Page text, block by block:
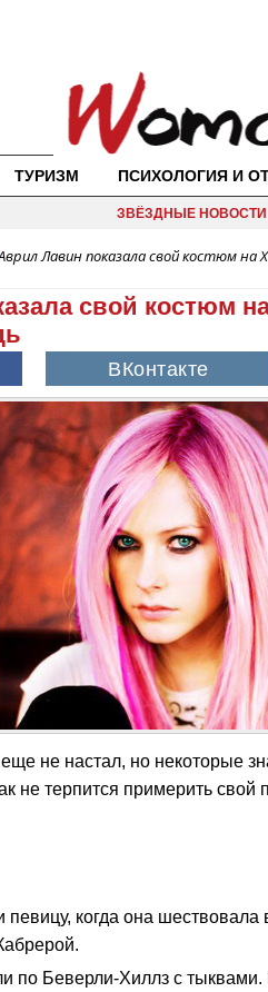
ТУРИЗМ ПСИХОЛОГИЯ И
ЗВЁЗДНЫЕ НОВОСТИ
Лавин показала свой костюм на
свой костюм
не настал, но некоторые
не терпится примерить свой
певицу, когда она
по Беверли-Хиллз с тыквами.